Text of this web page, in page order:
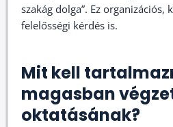
szakág dolga”. Ez organizációs,
felelősségi kérdés is.
Mit kell
magasban
oktatásának?